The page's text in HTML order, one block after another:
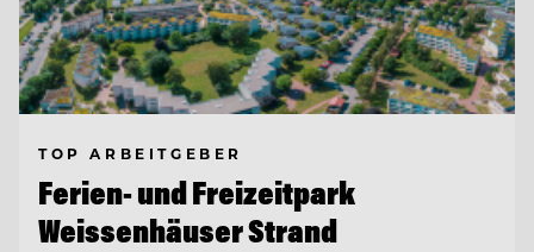
TOP ARBEITGEBER
Ferien- und Freizeitpark
Weissenhäuser Strand